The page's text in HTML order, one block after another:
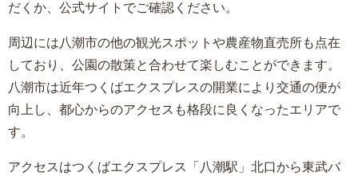
だくか、公式サイトでご確認ください。
周辺には八潮市の他の観光スポットや農産物直売所も点在
しており、公園の散策と合わせて楽しむことができます。
八潮市は近年つくばエクスプレスの開業により交通の便が
向上し、都心からのアクセスも格段に良くなったエリアで
す。
アクセスはつくばエクスプレス「八潮駅」北口から東武バ